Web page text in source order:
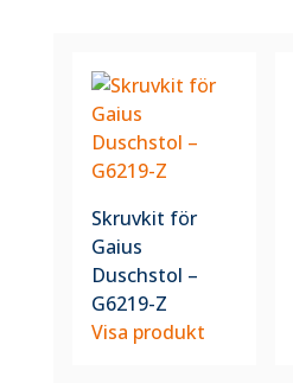
Skruvkit för
Gaius
Duschstol –
G6219-Z
Visa produkt